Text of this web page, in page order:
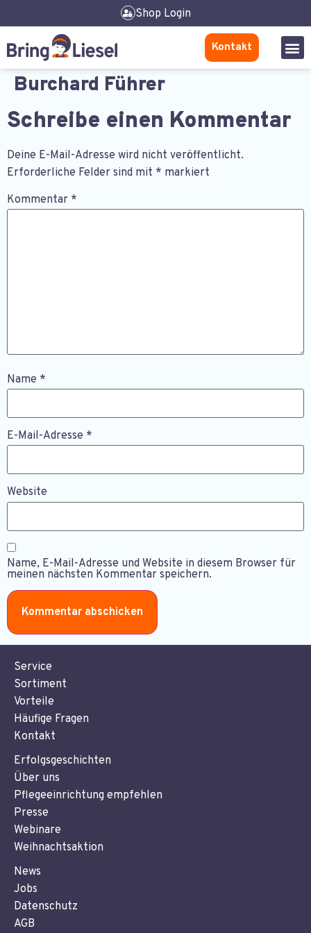
Shop Login
Kontakt
Burchard Führer
Schreibe einen Kommentar
Deine E-Mail-Adresse wird nicht veröffentlicht.
Erforderliche Felder sind mit * markiert
Kommentar *
Name *
E-Mail-Adresse *
Website
Name, E-Mail-Adresse und Website in diesem Browser für
meinen nächsten Kommentar speichern.
Service
Sortiment
Vorteile
Häufige Fragen
Kontakt
Erfolgsgeschichten
Über uns
Pflegeeinrichtung empfehlen
Presse
Webinare
Weihnachtsaktion
News
Jobs
Datenschutz
AGB